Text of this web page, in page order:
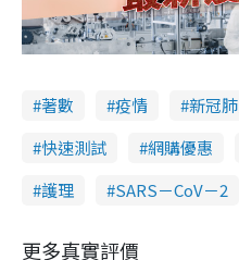
著數 疫情 新冠
快速測試
網購優惠
護理
SARS－CoV－2
更多真實評價